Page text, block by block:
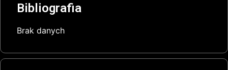
Bibliografia
Brak danych